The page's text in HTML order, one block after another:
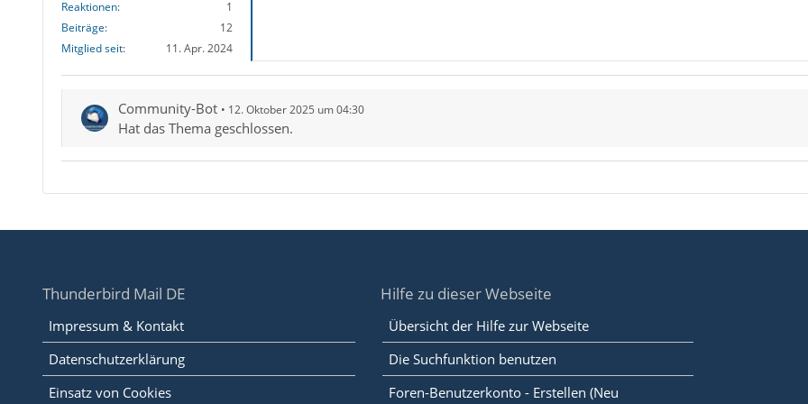
Reaktionen
1
Beiträge
12
Mitglied seit
11. Apr. 2024
Community-Bot 12. Oktober 2025 um 04:30
Hat das Thema geschlossen.
Thunderbird Mail DE
Impressum & Kontakt
Datenschutzerklärung
Einsatz von Cookies
Hilfe zu dieser Webseite
Übersicht der Hilfe zur Webseite
Die Suchfunktion benutzen
Foren-Benutzerkonto - Erstellen (Neu